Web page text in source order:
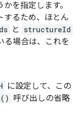
を指定します。
するため、ほとん
と
structureId
る場合は、これを
に設定して、この
呼び出しの省略